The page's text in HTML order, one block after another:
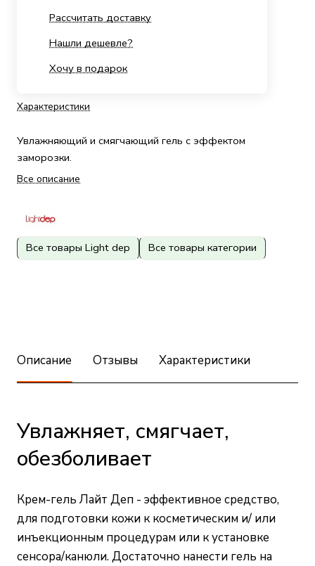
Характеристики
Увлажняющий и смягчающий гель с эффектом
заморозки.
Все описание
Все товары Light dep Все товары категории
Рассчитать доставку
Нашли дешевле?
Хочу в подарок
Описание Отзывы Характеристики
Увлажняет, смягчает,
обезболивает
Крем-гель Лайт Деп - эффективное средство,
для подготовки кожи к косметическим и/ или
инъекционным процедурам или к установке
сенсора/канюли. Достаточно нанести гель на